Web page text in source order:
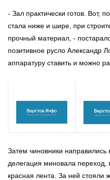
- Зал практически готов. Вот,
стала ниже и шире, при
прочный материал, -
позитивное русло Александр
аппаратуру ставить и можно
Затем чиновники направились
делегация миновала
красная лента. За ней